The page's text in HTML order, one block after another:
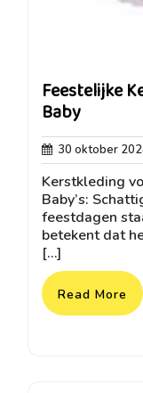
Feestelijke
Baby
30 oktober
Kerstkleding
Baby’s:
feestdagen
betekent dat
[…]
Read More